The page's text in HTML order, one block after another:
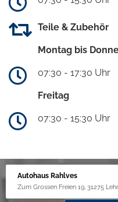
Teile & Zubehör
Montag bis
07:30 - 17:30 Uhr
Freitag
07:30 - 15:30 Uhr
Autohaus Rahlves
Zum Grossen Freien 19, 31275